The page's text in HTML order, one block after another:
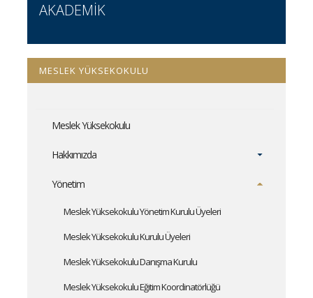
AKADEMİK
MESLEK YÜKSEKOKULU
Meslek Yüksekokulu
Hakkımızda
Yönetim
Meslek Yüksekokulu Yönetim Kurulu Üyeleri
Meslek Yüksekokulu Kurulu Üyeleri
Meslek Yüksekokulu Danışma Kurulu
Meslek Yüksekokulu Eğitim Koordinatörlüğü